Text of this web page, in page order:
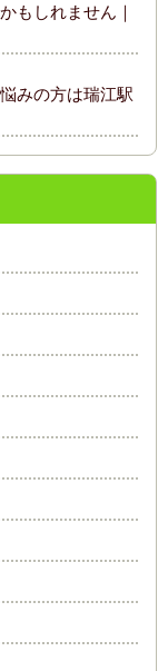
もしれません｜
みの方は瑞江駅